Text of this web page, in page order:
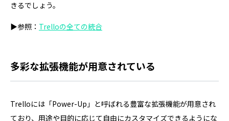
きるでしょう。
▶参照： Trelloの全ての統合
多彩な拡張機能が用意されている
Trelloには「Power-Up」と呼ばれる豊富な拡張機能が用意され
ており、用途や目的に応じて自由にカスタマイズできるようにな